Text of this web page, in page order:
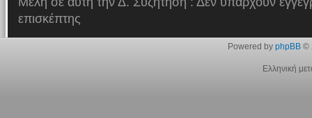
επισκέπτης
Powered by phpBB©
Ελληνική